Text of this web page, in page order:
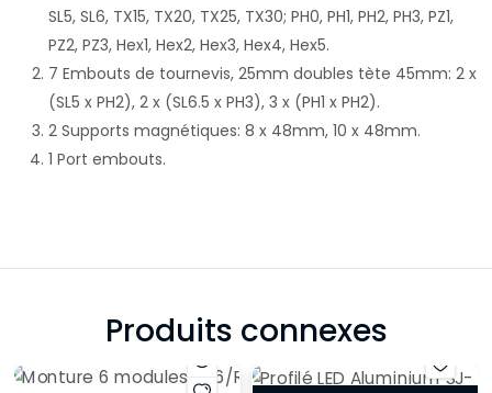
SL5, SL6, TX15, TX20, TX25, TX30; PH0, PH1, PH2, PH3, PZ1,
PZ2, PZ3, Hex1, Hex2, Hex3, Hex4, Hex5.
7 Embouts de tournevis, 25mm doubles tète 45mm: 2 x
(SL5 x PH2), 2 x (SL6.5 x PH3), 3 x (PH1 x PH2).
2 Supports magnétiques: 8 x 48mm, 10 x 48mm.
1 Port embouts.
Produits connexes